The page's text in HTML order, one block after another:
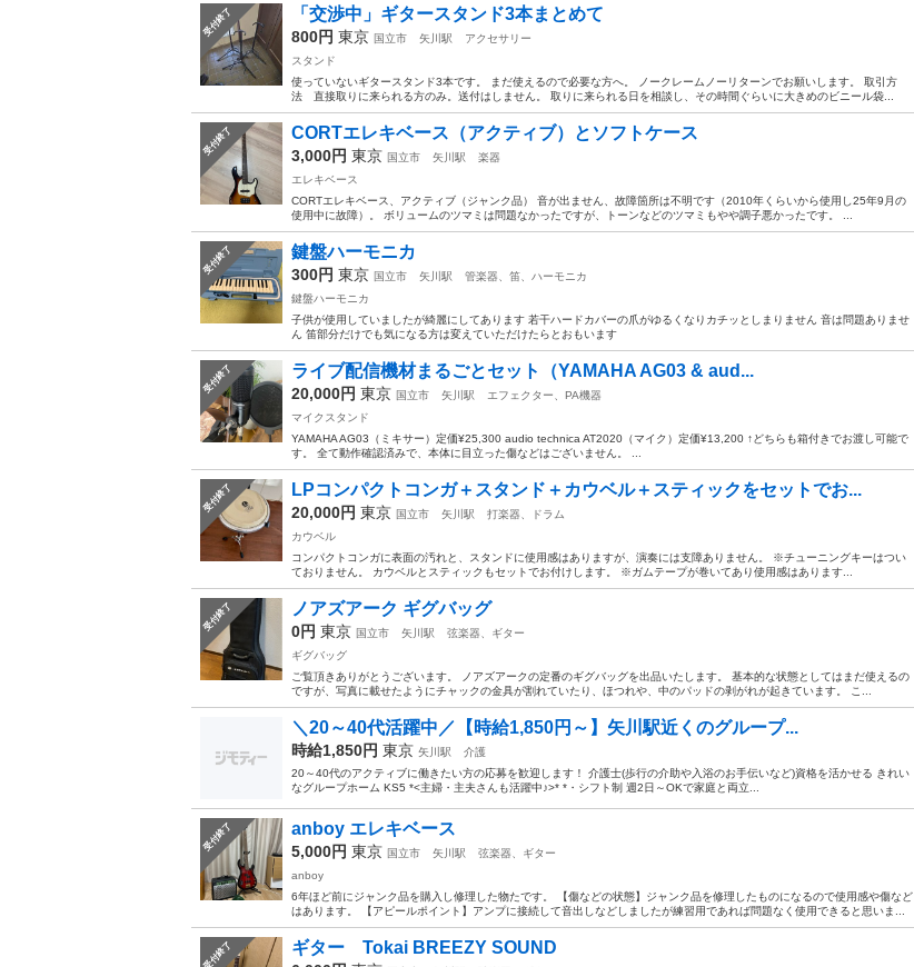
受付終了 「交渉中」ギタースタンド3本まとめて
800円 東京 国立市 矢川駅
アクセサリー
スタンド
使っていないギタースタンド3本です。 まだ使えるので必要な方へ。 ノークレームノーリターンでお願いします。 取引方
法 直接取りに来られる方のみ。送付はしません。 取りに来られる日を相談し、その時間ぐらいに大きめのビニール袋...
受付終了 CORTエレキベース（アクティブ）とソフトケース
3,000円 東京 国立市 矢川駅
楽器
エレキベース
CORTエレキベース、アクティブ（ジャンク品） 音が出ません、故障箇所は不明です（2010年くらいから使用し25年9月の
使用中に故障）。 ボリュームのツマミは問題なかったですが、トーンなどのツマミもやや調子悪かったです。 ...
受付終了 鍵盤ハーモニカ
300円 東京 国立市 矢川駅
管楽器、笛、ハーモニカ
鍵盤ハーモニカ
子供が使用していましたが綺麗にしてあります 若干ハードカバーの爪がゆるくなりカチッとしまりません 音は問題ありませ
ん 笛部分だけでも気になる方は変えていただけたらとおもいます
受付終了 ライブ配信機材まるごとセット（YAMAHA AG03 & aud...
20,000円 東京 国立市 矢川駅
エフェクター、PA機器
マイクスタンド
YAMAHA AG03（ミキサー）定価¥25,300 audio technica AT2020（マイク）定価¥13,200 ↑どちらも箱付きでお渡し可能で
す。 全て動作確認済みで、本体に目立った傷などはございません。 ...
受付終了 LPコンパクトコンガ＋スタンド＋カウベル＋スティックをセットでお...
20,000円 東京 国立市 矢川駅
打楽器、ドラム
カウベル
コンパクトコンガに表面の汚れと、スタンドに使用感はありますが、演奏には支障ありません。 ※チューニングキーはつい
ておりません。 カウベルとスティックもセットでお付けします。 ※ガムテープが巻いてあり使用感はあります...
受付終了 ノアズアーク ギグバッグ
0円 東京 国立市 矢川駅
弦楽器、ギター
ギグバッグ
ご覧頂きありがとうございます。 ノアズアークの定番のギグバッグを出品いたします。 基本的な状態としてはまだ使えるの
ですが、写真に載せたようにチャックの金具が割れていたり、ほつれや、中のパッドの剥がれが起きています。 こ...
＼20～40代活躍中／【時給1,850円～】矢川駅近くのグループ...
時給1,850円 東京 矢川駅
介護
20～40代のアクティブに働きたい方の応募を歓迎します！ 介護士(歩行の介助や入浴のお手伝いなど)資格を活かせる きれい
なグループホーム KS5 *<主婦・主夫さんも活躍中♪>* *・シフト制 週2日～OKで家庭と両立...
受付終了 anboy エレキベース
5,000円 東京 国立市 矢川駅
弦楽器、ギター
anboy
6年ほど前にジャンク品を購入し修理した物たです。 【傷などの状態】ジャンク品を修理したものになるので使用感や傷など
はあります。 【アピールポイント】アンプに接続して音出しなどしましたが練習用であれば問題なく使用できると思いま...
受付終了 ギター Tokai BREEZY SOUND